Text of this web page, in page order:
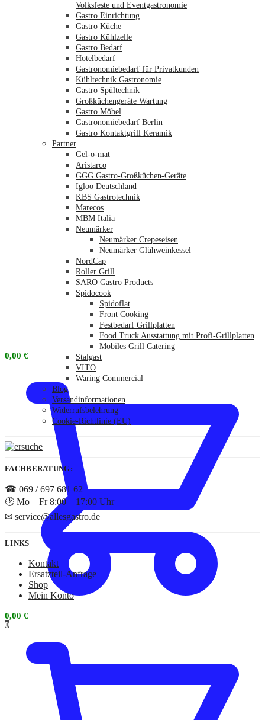
0,00 €
0
Volksfeste und Eventgastronomie
Gastro Einrichtung
Gastro Küche
Gastro Kühlzelle
Gastro Bedarf
Hotelbedarf
Gastronomiebedarf für Privatkunden
Kühltechnik Gastronomie
Gastro Spültechnik
Großküchengeräte Wartung
Gastro Möbel
Gastronomiebedarf Berlin
Gastro Kontaktgrill Keramik
Partner
Gel-o-mat
Aristarco
GGG Gastro-Großküchen-Geräte
Igloo Deutschland
KBS Gastrotechnik
Marecos
MBM Italia
Neumärker
Neumärker Crepeseisen
Neumärker Glühweinkessel
NordCap
Roller Grill
SARO Gastro Products
Spidocook
Spidoflat
Front Cooking
Festbedarf Grillplatten
Food Truck Ausstattung mit Profi-Grillplatten
Mobiles Grill Catering
Stalgast
VITO
Waring Commercial
Blog
Versandinformationen
Widerrufsbelehrung
Cookie-Richtlinie (EU)
FACHBERATUNG:
☎ 069 / 697 681 62
🕑 Mo – Fr 8:00 – 17:00 Uhr
✉ service@allesgastro.de
LINKS
Kontakt
Ersatzteil-Anfrage
Shop
Mein Konto
0,00 €